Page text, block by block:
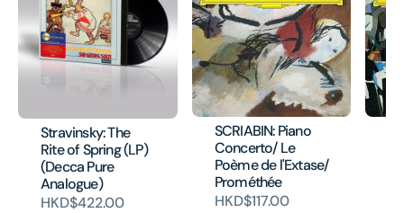
Stravinsky: The
Rite of Spring (LP)
(Decca Pure
Analogue)
HKD$422.00
SCRIABIN: Piano
Concerto/ Le
Poème de l'Extase/
Prométhée
HKD$117.00